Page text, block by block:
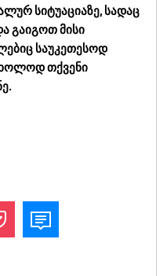
სიტუაციაზე, სადაც
გაიგოთ მისი
საუკეთესოდ
თქვენი